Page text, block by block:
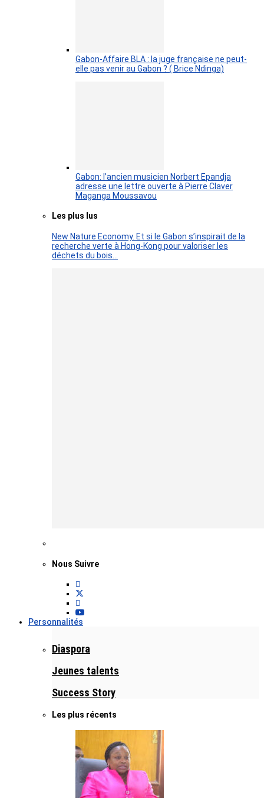
Gabon-Affaire BLA : la juge française ne peut-
elle pas venir au Gabon ? ( Brice Ndinga)
Gabon: l’ancien musicien Norbert Epandja
adresse une lettre ouverte à Pierre Claver
Maganga Moussavou
Les plus lus
New Nature Economy. Et si le Gabon s’inspirait de la
recherche verte à Hong-Kong pour valoriser les
déchets du bois…
Nous Suivre
Personnalités
Diaspora
Jeunes talents
Success Story
Les plus récents